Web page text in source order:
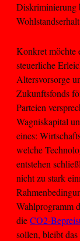
Diskriminierung
Konkret möchte
steuerliche
Altersvorsorge
Zukunftsfonds
Parteien
Wagniskapital
eines:
welche
entstehen
nicht zu stark
Wahlprogramm
dieCO2-
sollen, bleibt